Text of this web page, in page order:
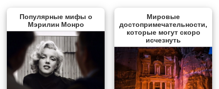
Популярные мифы о
Мэрилин Монро
Мировые
достопримечательности,
которые могут скоро
исчезнуть